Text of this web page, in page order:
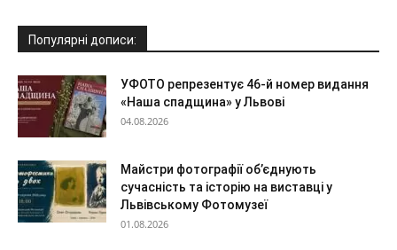
Популярні дописи:
УФОТО репрезентує 46-й номер видання
«Наша спадщина» у Львові
04.08.2026
Майстри фотографії об’єднують
сучасність та історію на виставці у
Львівському Фотомузеї
01.08.2026